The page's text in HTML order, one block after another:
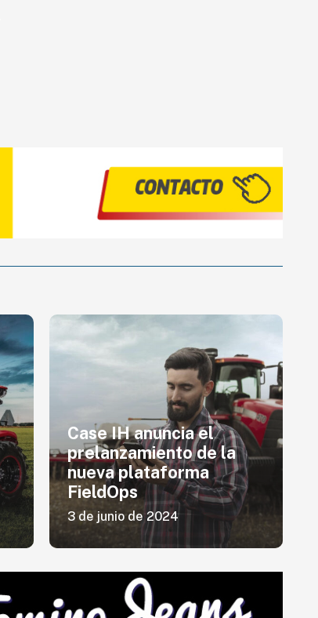
Case IH anuncia el
prelanzamiento de la
nueva plataforma
FieldOps
3 de junio de 2024